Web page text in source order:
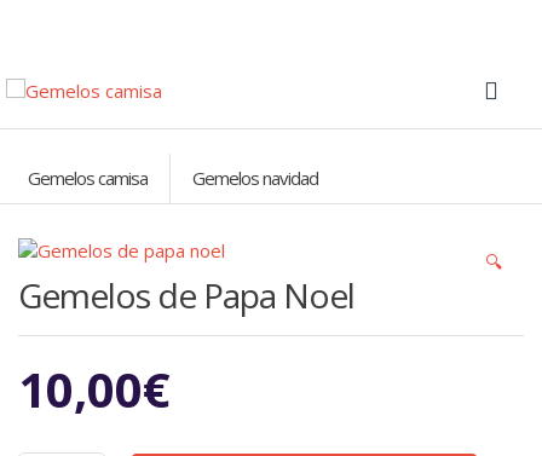
Gemelos camisa Gemelos navidad
🔍
Gemelos de Papa Noel
10,00€